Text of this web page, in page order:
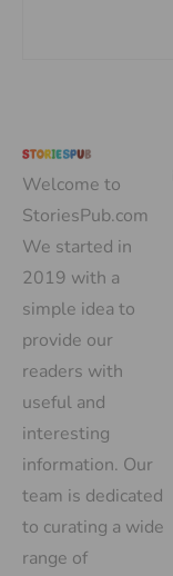
Welcome to
StoriesPub.com
We started in
2019 with a
simple idea to
provide our
readers with
useful and
interesting
information. Our
team is dedicated
to curating a wide
range of